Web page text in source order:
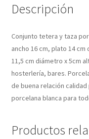
Descripción
Conjunto tetera y taza
ancho 16 cm, plato 14
11,5 cm diámetro x 5cm
hosterlería, bares.
de buena relación
porcelana blanca para
Productos